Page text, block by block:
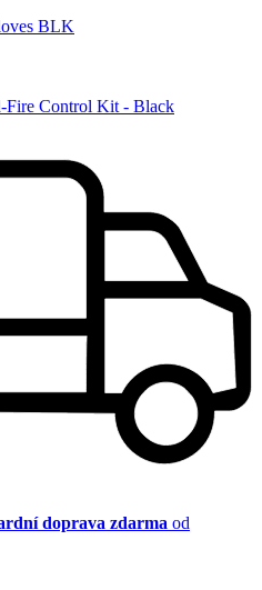
BLK
Control Kit - Black
doprava zdarma od